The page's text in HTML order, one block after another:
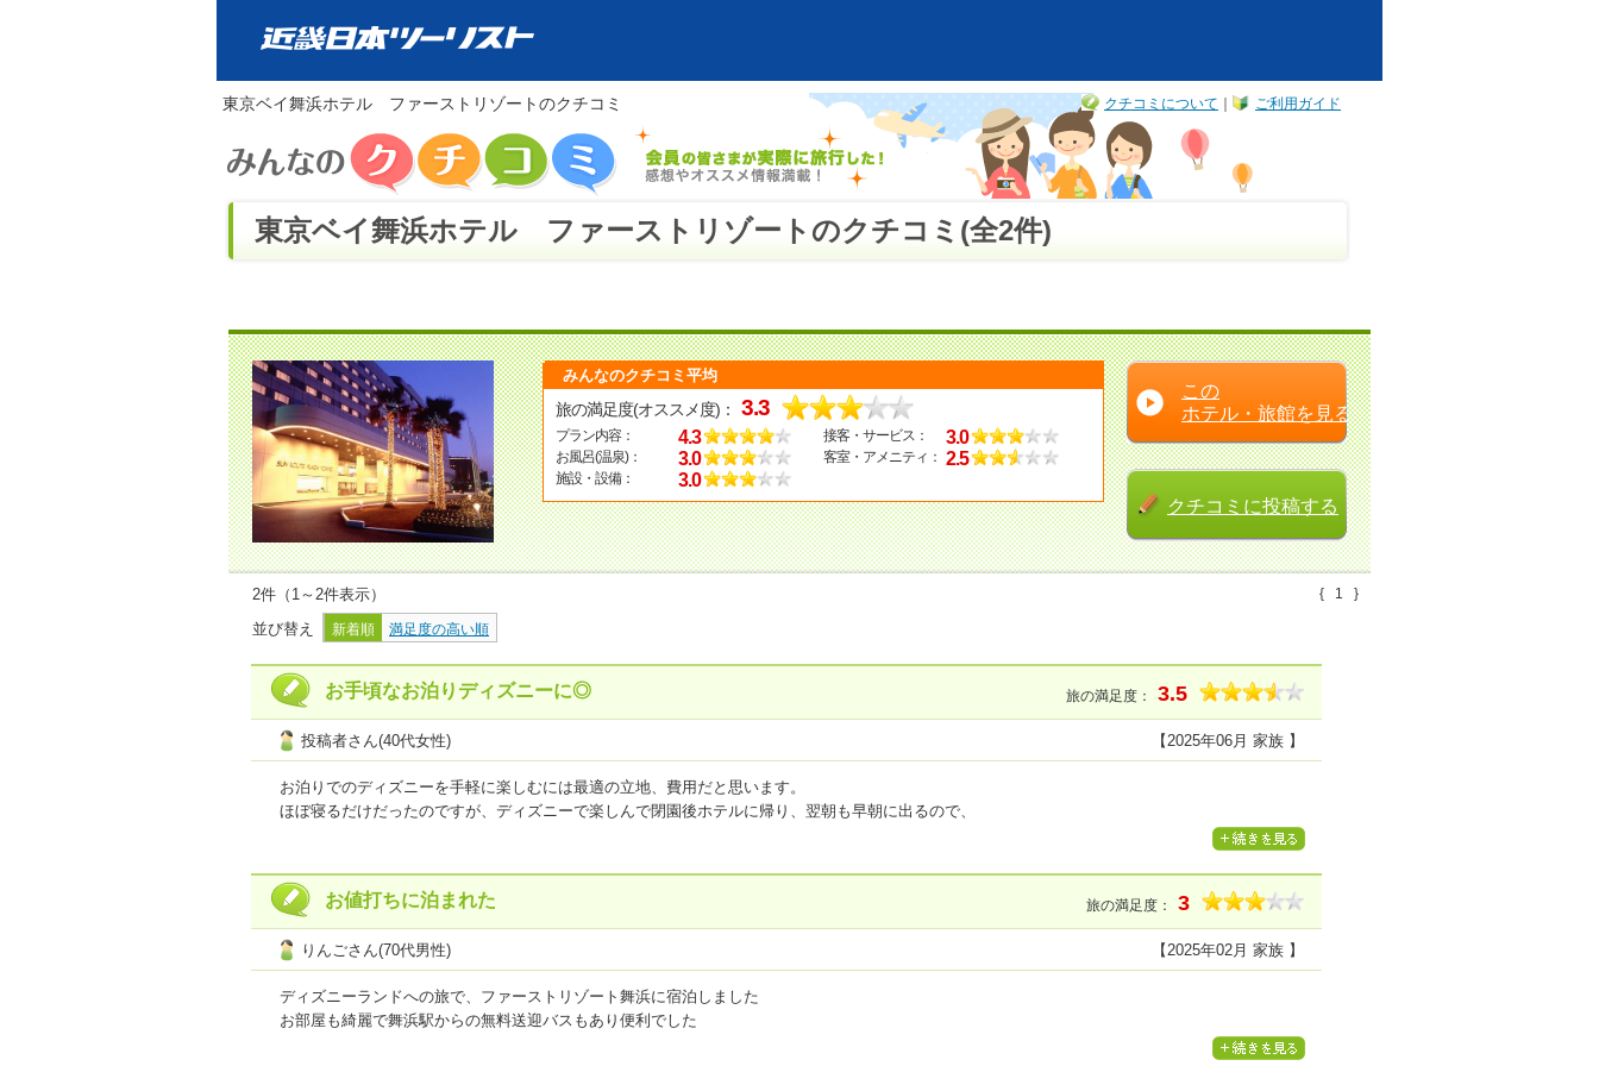
東京ベイ舞浜ホテル ファーストリゾートのクチコミ ご利用ガイド
クチコミについて
東京ベイ舞浜ホテル ファーストリゾートのクチコミ(全2件)
みんなのクチコミ平均
旅の満足度(オススメ度)： 3.3
プラン内容： 4.3 接客・サービス： 3.0
お風呂(温泉)： 3.0 客室・アメニティ： 2.5
施設・設備： 3.0
この
ホテル・旅館を見る
クチコミに投稿する
2件（1～2件表示） { 1 }
並び替え 新着順 満足度の高い順
お手頃なお泊りディズニーに◎ 旅の満足度： 3.5
投稿者さん(40代女性) 【2025年06月 家族 】
お泊りでのディズニーを手軽に楽しむには最適の立地、費用だと思います。
ほぼ寝るだけだったのですが、ディズニーで楽しんで閉園後ホテルに帰り、翌朝も早朝に出るので、
プラン内容
【ご利用商品】 Ｅクーポン 東京ベイ舞浜ホテル ファーストリゾート
おとなおひとり様１泊あたりの宿泊代金：
お値打ちに泊まれた 旅の満足度： 3
りんごさん(70代男性) 【2025年02月 家族 】
ディズニーランドへの旅で、ファーストリゾート舞浜に宿泊しました
お部屋も綺麗で舞浜駅からの無料送迎バスもあり便利でした